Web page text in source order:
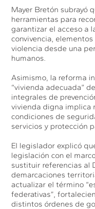
Mayer Bretón subrayó
herramientas para
garantizar el acceso a
convivencia,
violencia desde una
humanos.
Asimismo, la reforma
“vivienda adecuada”
integrales de
vivienda digna implica
condiciones de
servicios y protección
El legislador explicó
legislación con el
sustituir referencias al
demarcaciones
actualizar el término
federativas”,
distintos órdenes de